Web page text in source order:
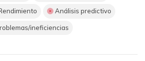
Análisis predictivo
ineficiencias